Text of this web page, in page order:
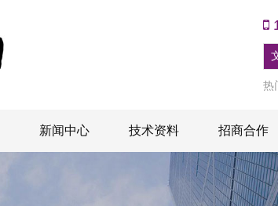
热
新闻中心 技术资料 招商合作